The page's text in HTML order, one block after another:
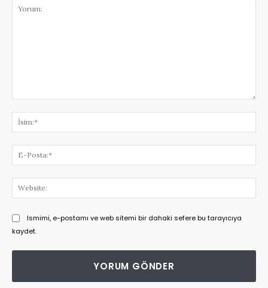
Ismimi, e-postamı ve web sitemi bir dahaki sefere bu tarayıcıya
kaydet.